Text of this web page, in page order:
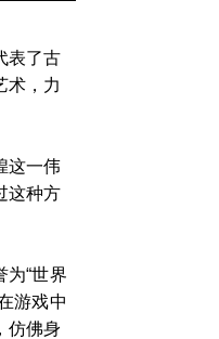
表了古
术，力
这一伟
这种方
“世界
游戏中
仿佛身